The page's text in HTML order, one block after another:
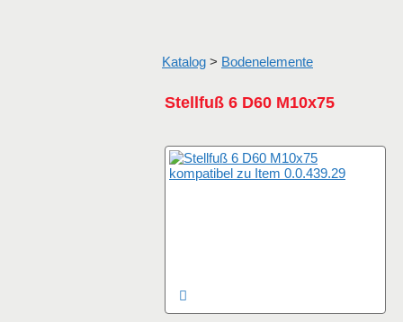
Katalog > Bodenelemente
Stellfuß 6 D60 M10x75